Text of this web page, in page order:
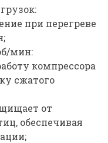
при перегреве
мин:
компрессора
сжатого
от
обеспечивая